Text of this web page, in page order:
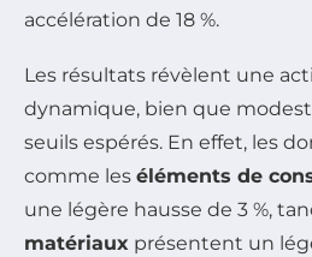
accélération de 18 %.
Les résultats révèlent une
dynamique, bien que
seuils espérés. En effet, les
comme les éléments de
une légère hausse de 3 %,
matériaux présentent un